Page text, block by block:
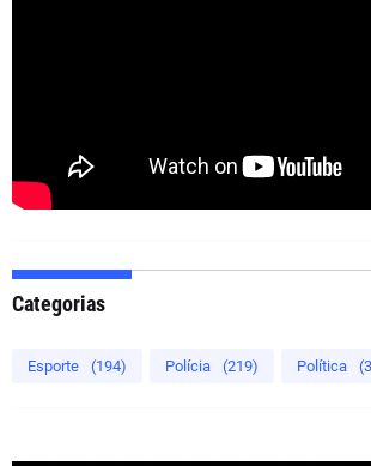
Categorias
Esporte (194) Polícia (219) Política